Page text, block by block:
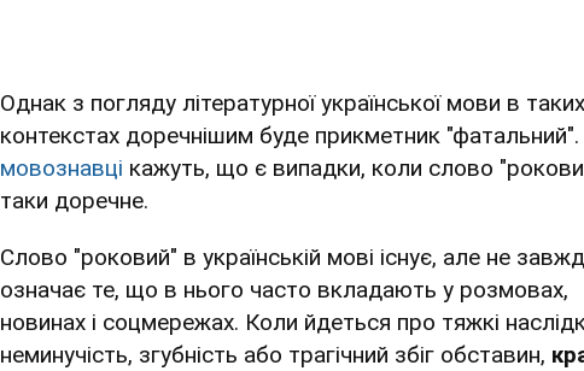
Однак з погляду літературної української мови в таких
контекстах доречнішим буде прикметник
мовознавці кажуть, що є випадки, коли слово
таки доречне.
Слово "роковий" в українській мові існує, але не
означає те, що в нього часто вкладають у розмовах,
новинах і соцмережах. Коли йдеться про тяжкі
неминучість, згубність або трагічний збіг обставин,